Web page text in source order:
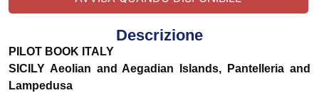
Descrizione
PILOT BOOK ITALY
SICILY Aeolian and Aegadian Islands, Pantelleria and
Lampedusa